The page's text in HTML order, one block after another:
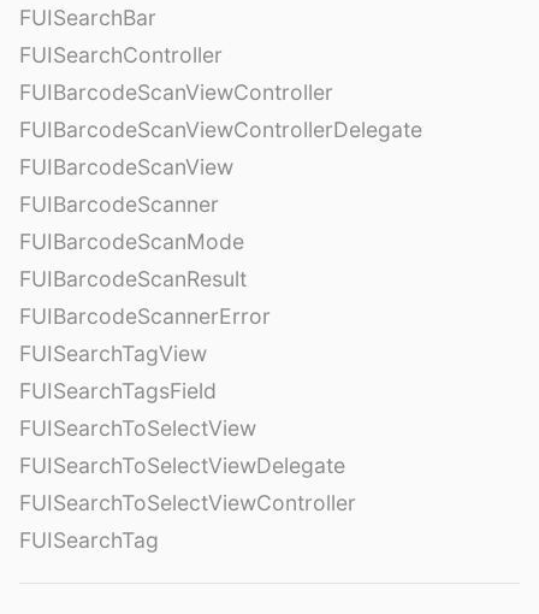
FUISearchBar
FUISearchController
FUIBarcodeScanViewController
FUIBarcodeScanViewControllerDelegate
FUIBarcodeScanView
FUIBarcodeScanner
FUIBarcodeScanMode
FUIBarcodeScanResult
FUIBarcodeScannerError
FUISearchTagView
FUISearchTagsField
FUISearchToSelectView
FUISearchToSelectViewDelegate
FUISearchToSelectViewController
FUISearchTag